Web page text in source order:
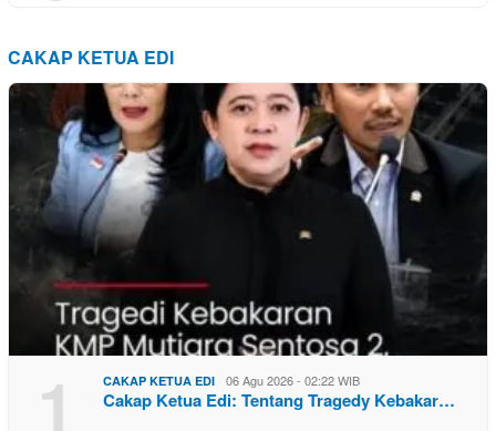
CAKAP KETUA EDI
1 CAKAP KETUA EDI 06 Agu 2026 - 02:22 WIB
Cakap Ketua Edi: Tentang Tragedy Kebakar…